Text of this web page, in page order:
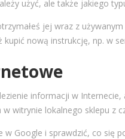
użyć, ale także jakiego
jej wraz z
kupić nową instrukcję, np. w
informacji w
w witrynie lokalnego sklepu z
Google i sprawdzić, co się